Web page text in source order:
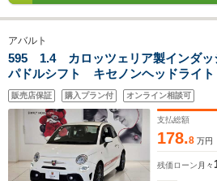
アバルト
595 1.4 カロッツェリア製インダ
パドルシフト キセノンヘッドライ
サー OZ17インチアルミ
販売店保証 購入プラン付 オンライン相談可
支払総額
178.8 万円
残価ローン 月々